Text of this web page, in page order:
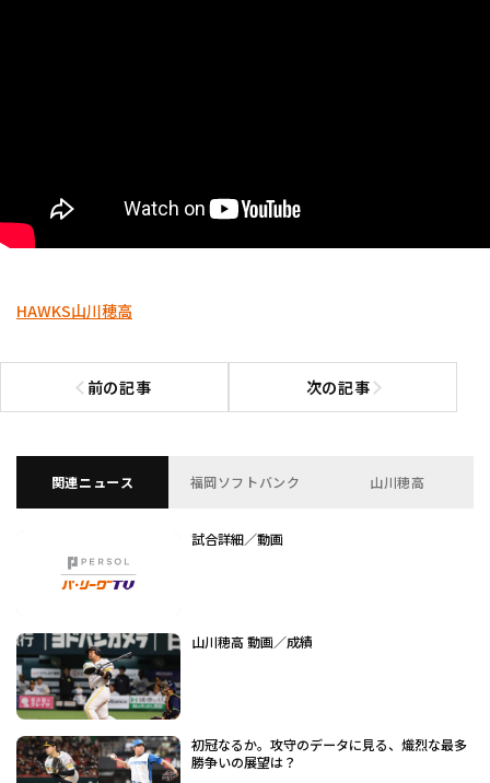
HAWKS山川穂高
前の記事
前の記事へ 次の記事次の記事へ
関連ニュース 福岡ソフトバンク 山川穂高
試合詳細／動画
山川穂高 動画／成績
初冠なるか。攻守のデータに見る、熾烈な最多
勝争いの展望は？